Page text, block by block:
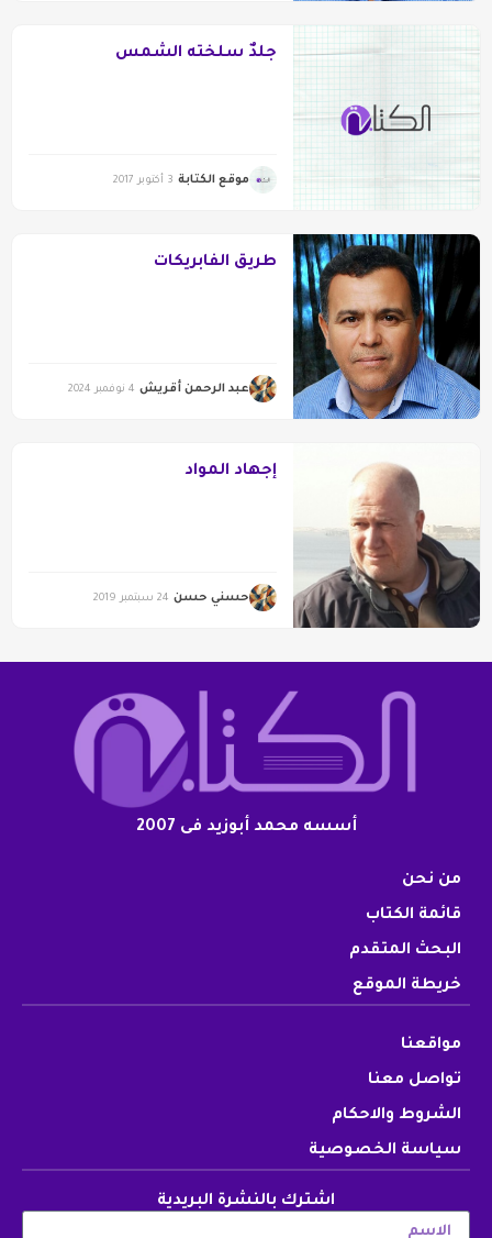
جلدٌ سلخته الشمس
موقع الكتابة 3 أكتوبر 2017
طريق الفابريكات
عبد الرحمن أقريش 4 نوفمبر 2024
إجهاد المواد
حسني حسن 24 سبتمبر 2019
أسسه محمد أبوزيد فى 2007
من نحن
قائمة الكتاب
البحث المتقدم
خريطة الموقع
مواقعنا
تواصل معنا
الشروط والاحكام
سياسة الخصوصية
اشترك بالنشرة البريدية